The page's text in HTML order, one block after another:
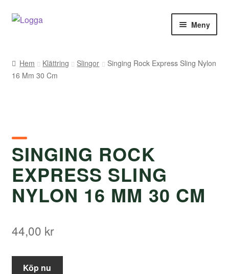
Hoppa
Hoppa
Meny
Kontakt
Varumärken
Väljare
Hem Klättring Slingor
Singing Rock Express Sling Nylon
16 Mm 30 Cm
SINGING ROCK
EXPRESS SLING
NYLON 16 MM 30 CM
44,00 kr
Köp nu